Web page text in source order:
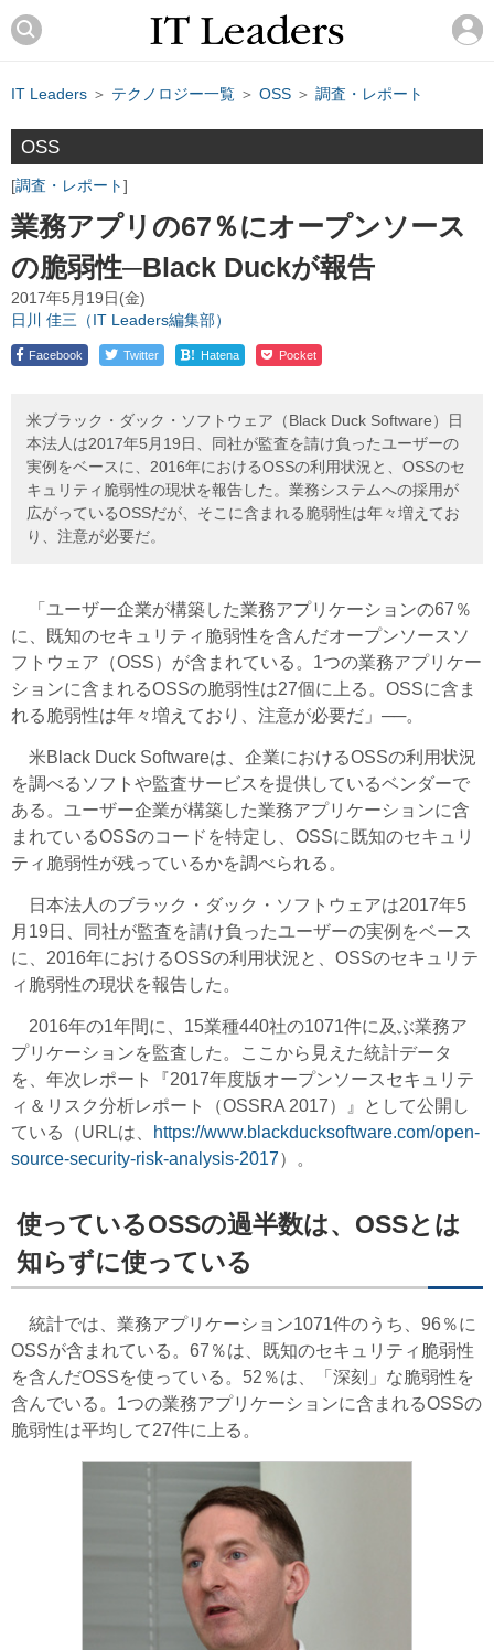
IT Leaders ＞ テクノロジー一覧 ＞ OSS ＞ 調査・レポート
OSS
調査・レポート
業務アプリの67％にオープンソース
の脆弱性─Black Duckが報告
2017年5月19日(金)
日川 佳三（IT Leaders編集部）
Facebook Twitter ! Hatena Pocket
米ブラック・ダック・ソフトウェア（Black Duck Software）日
本法人は2017年5月19日、同社が監査を請け負ったユーザーの
実例をベースに、2016年におけるOSSの利用状況と、OSSのセ
キュリティ脆弱性の現状を報告した。業務システムへの採用が
広がっているOSSだが、そこに含まれる脆弱性は年々増えてお
り、注意が必要だ。
「ユーザー企業が構築した業務アプリケーションの67％
に、既知のセキュリティ脆弱性を含んだオープンソースソ
フトウェア（OSS）が含まれている。1つの業務アプリケー
ションに含まれるOSSの脆弱性は27個に上る。OSSに含ま
れる脆弱性は年々増えており、注意が必要だ」──。
米Black Duck Softwareは、企業におけるOSSの利用状況
を調べるソフトや監査サービスを提供しているベンダーで
ある。ユーザー企業が構築した業務アプリケーションに含
まれているOSSのコードを特定し、OSSに既知のセキュリ
ティ脆弱性が残っているかを調べられる。
日本法人のブラック・ダック・ソフトウェアは2017年5
月19日、同社が監査を請け負ったユーザーの実例をベース
に、2016年におけるOSSの利用状況と、OSSのセキュリテ
ィ脆弱性の現状を報告した。
2016年の1年間に、15業種440社の1071件に及ぶ業務ア
プリケーションを監査した。ここから見えた統計データ
を、年次レポート『2017年度版オープンソースセキュリテ
ィ＆リスク分析レポート（OSSRA 2017）』として公開し
ている（URLは、
https://www.blackducksoftware.com/open-
source-security-risk-analysis-2017）。
使っているOSSの過半数は、OSSとは
知らずに使っている
統計では、業務アプリケーション1071件のうち、96％に
OSSが含まれている。67％は、既知のセキュリティ脆弱性
を含んだOSSを使っている。52％は、「深刻」な脆弱性を
含んでいる。1つの業務アプリケーションに含まれるOSSの
脆弱性は平均して27件に上る。